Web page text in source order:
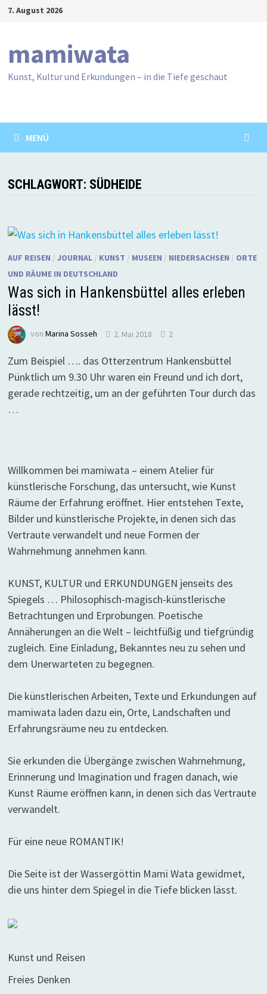
Zum7. August 2026
mamiwata
Kunst, Kultur und Erkundungen – in die Tiefe geschaut
MENÜ
SCHLAGWORT: SÜDHEIDE
AUF REISEN / JOURNAL/ KUNST / MUSEEN / NIEDERSACHSEN / ORTE
UND RÄUME IN DEUTSCHLAND
Was sich in Hankensbüttel alles erleben
lässt!
von Marina Sosseh 2. Mai 2018 2
Zum Beispiel …. das Otterzentrum Hankensbüttel
Pünktlich um 9.30 Uhr waren ein Freund und ich dort,
gerade rechtzeitig, um an der geführten Tour durch das
…
Willkommen bei mamiwata – einem Atelier für
künstlerische Forschung, das untersucht, wie Kunst
Räume der Erfahrung eröffnet. Hier entstehen Texte,
Bilder und künstlerische Projekte, in denen sich das
Vertraute verwandelt und neue Formen der
Wahrnehmung annehmen kann.
KUNST, KULTUR und ERKUNDUNGEN jenseits des
Spiegels … Philosophisch-magisch-künstlerische
Betrachtungen und Erprobungen. Poetische
Annäherungen an die Welt – leichtfüßig und tiefgründig
zugleich. Eine Einladung, Bekanntes neu zu sehen und
dem Unerwarteten zu begegnen.
Die künstlerischen Arbeiten, Texte und Erkundungen auf
mamiwata laden dazu ein, Orte, Landschaften und
Erfahrungsräume neu zu entdecken.
Sie erkunden die Übergänge zwischen Wahrnehmung,
Erinnerung und Imagination und fragen danach, wie
Kunst Räume eröffnen kann, in denen sich das Vertraute
verwandelt.
Für eine neue ROMANTIK!
Die Seite ist der Wassergöttin Mami Wata gewidmet,
die uns hinter dem Spiegel in die Tiefe blicken lässt.
Kunst und Reisen
Freies Denken